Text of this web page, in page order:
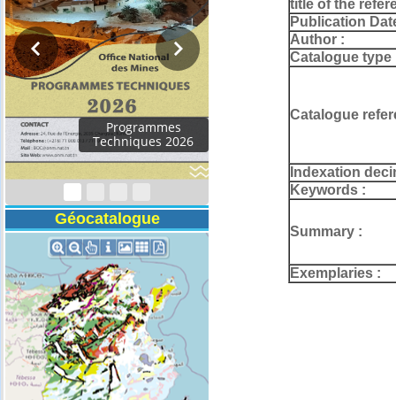
Rapport d'activités
2024
Géocatalogue
title of the
Publication
Author :
Catalogue type
Catalogue
Indexation
Keywords :
Summary :
Exemplaries :